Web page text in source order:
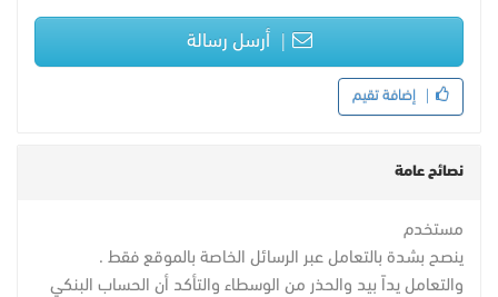
أرسل رسالة
إضافة تقيم
نصائح عامة
مستخدم
ينصح بشدة بالتعامل عبر الرسائل الخاصة بالموقع فقط .
والتعامل يداً بيد والحذر من الوسطاء والتأكد أن الحساب البنكي